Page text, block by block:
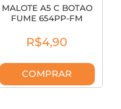
MALOTE A5 C BOTAO
FUME 654PP-FM
R$4,90
COMPRAR